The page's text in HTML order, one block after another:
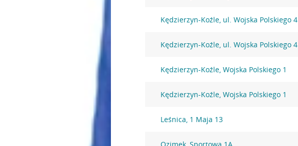
Kędzierzyn-Koźle, ul. Wojska Polskiego 4
Kędzierzyn-Koźle, ul. Wojska Polskiego 4
Kędzierzyn-Koźle, Wojska Polskiego 1
Kędzierzyn-Koźle, Wojska Polskiego 1
Leśnica, 1 Maja 13